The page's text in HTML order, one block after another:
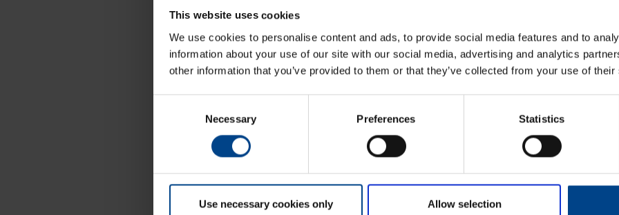
This website uses cookies
We use cookies to personalise content and ads, to provide social media features and to
information about your use of our site with our social media, advertising and analytics
other information that you’ve provided to them or that they’ve collected from your use of
Necessary Preferences Statistics
Use necessary cookies only Allow selection